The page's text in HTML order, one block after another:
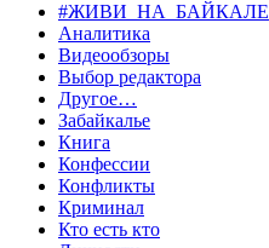
#ЖИВИ_НА_БАЙКАЛЕ
Аналитика
Видеообзоры
Выбор редактора
Другое…
Забайкалье
Книга
Конфессии
Конфликты
Криминал
Кто есть кто